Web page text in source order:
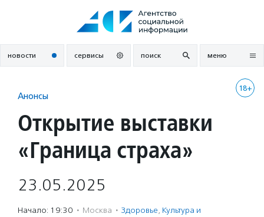
новости сервисы поиск меню
18+
Анонсы
Открытие выставки
«Граница страха»
23.05.2025
Начало: 19:30 · Москва · Здоровье, Культура и